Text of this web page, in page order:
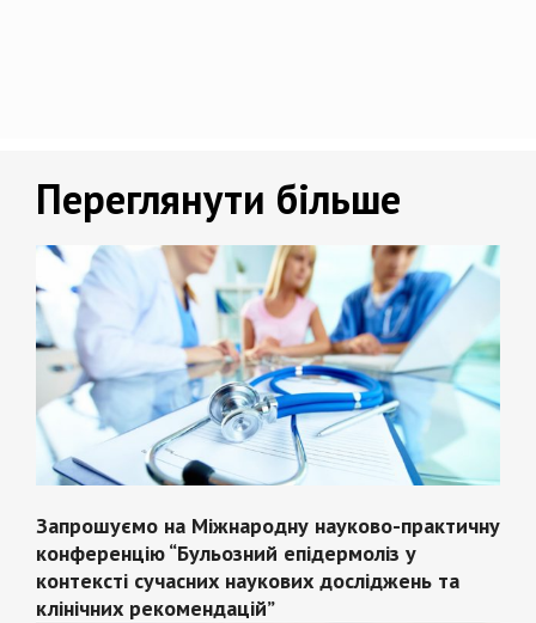
Переглянути більше
Запрошуємо на Міжнародну науково-практичну
конференцію “Бульозний епідермоліз у
контексті сучасних наукових досліджень та
клінічних рекомендацій”